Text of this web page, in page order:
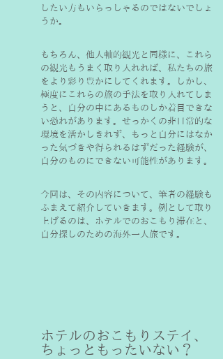
したい方もいらっしゃるのではないでしょ
うか。
もちろん、他人軸的観光と同様に、これら
の観光もうまく取り入れれば、私たちの旅
をより彩り豊かにしてくれます。しかし、
極度にこれらの旅の手法を取り入れてしま
うと、自分の中にあるものしか着目できな
い恐れがあります。せっかくの非日常的な
環境を活かしきれず、もっと自分にはなか
った気づきや得られるはずだった経験が、
自分のものにできない可能性があります。
今回は、その内容について、筆者の経験も
ふまえて紹介していきます。例として取り
上げるのは、ホテルでのおこもり滞在と、
自分探しのための海外一人旅です。
ホテルのおこもりステイ、
ちょっともったいない？